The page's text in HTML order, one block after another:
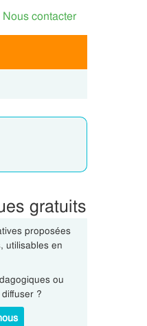
Nous contacter
gratuits
proposées
utilisables en
ou
?